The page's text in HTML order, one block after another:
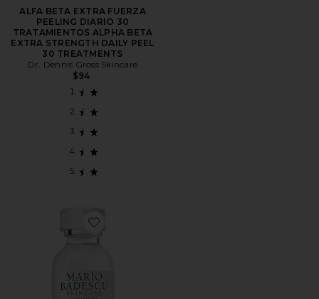
ALFA BETA EXTRA FUERZA
PEELING DIARIO 30
TRATAMIENTOS ALPHA BETA
EXTRA STRENGTH DAILY PEEL
30 TREATMENTS
Dr. Dennis Gross Skincare
$94
Favorite TRATAMIENTO CONTRA EL ACNÉ DRYING